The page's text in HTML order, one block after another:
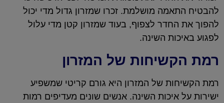
להבטיח התאמה מושלמת. זכרו שמזרון גדול מדי יכול
להפוך את החדר לצפוף, בעוד שמזרון קטן מדי עלול
לפגוע באיכות השינה.
רמת הקשיחות של המזרון
רמת הקשיחות של המזרון היא גורם קריטי שמשפיע
ישירות על איכות השינה. אנשים שונים מעדיפים רמות